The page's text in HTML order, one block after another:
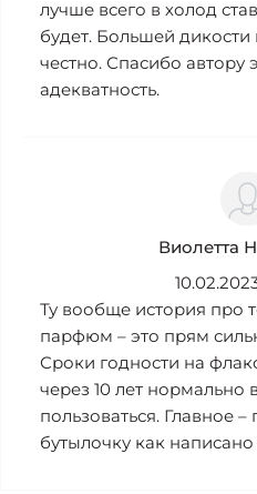
лучше всего в холод
будет. Большей
честно. Спасибо автору
адекватность.
Виолетта
Ту вообще история про
парфюм – это прям
Сроки годности на
через 10 лет нормально
пользоваться. Главное
бутылочку как написано